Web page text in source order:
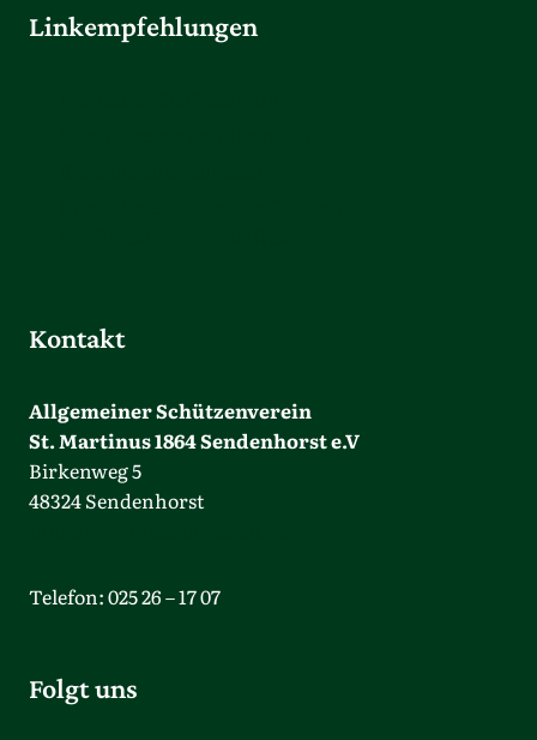
Linkempfehlungen
Kontakt
Allgemeiner Schützenverein
St. Martinus 1864 Sendenhorst e.V
Birkenweg 5
48324 Sendenhorst
Telefon: 025 26 – 17 07
Folgt uns